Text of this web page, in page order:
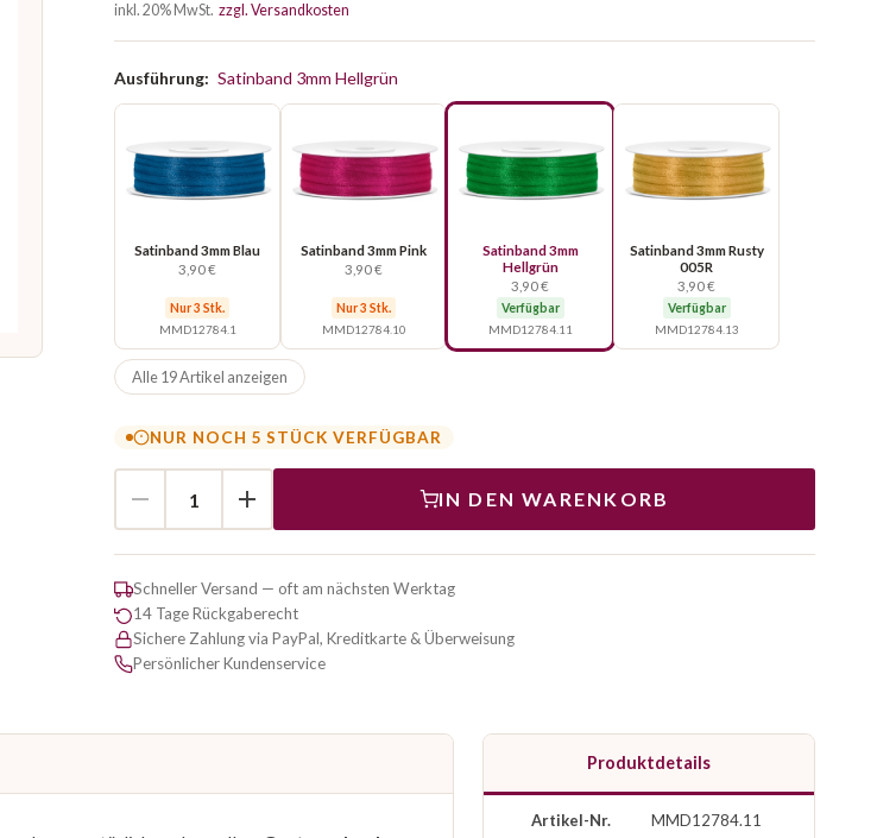
inkl. 20% MwSt. zzgl. Versandkosten
Ausführung: Satinband 3mm Hellgrün
Satinband 3mm Blau
3,90 €
Nur 3 Stk.
MMD12784.1
Satinband 3mm Pink
3,90 €
Nur 3 Stk.
MMD12784.10
Satinband 3mm
Hellgrün
3,90 €
Verfügbar
MMD12784.11
Satinband 3mm Rusty
005R
3,90 €
Verfügbar
MMD12784.13
Alle 19 Artikel anzeigen
NUR NOCH 5 STÜCK VERFÜGBAR
IN DEN WARENKORB
Schneller Versand — oft am nächsten Werktag
14 Tage Rückgaberecht
Sichere Zahlung via PayPal, Kreditkarte & Überweisung
Persönlicher Kundenservice
Produktdetails
Artikel-Nr. MMD12784.11